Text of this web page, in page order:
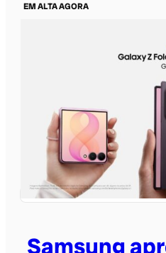
EM ALTA AGORA
Samsung